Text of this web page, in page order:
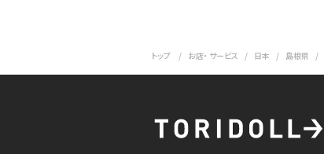
トップ お店・ サービス 日本 島根県